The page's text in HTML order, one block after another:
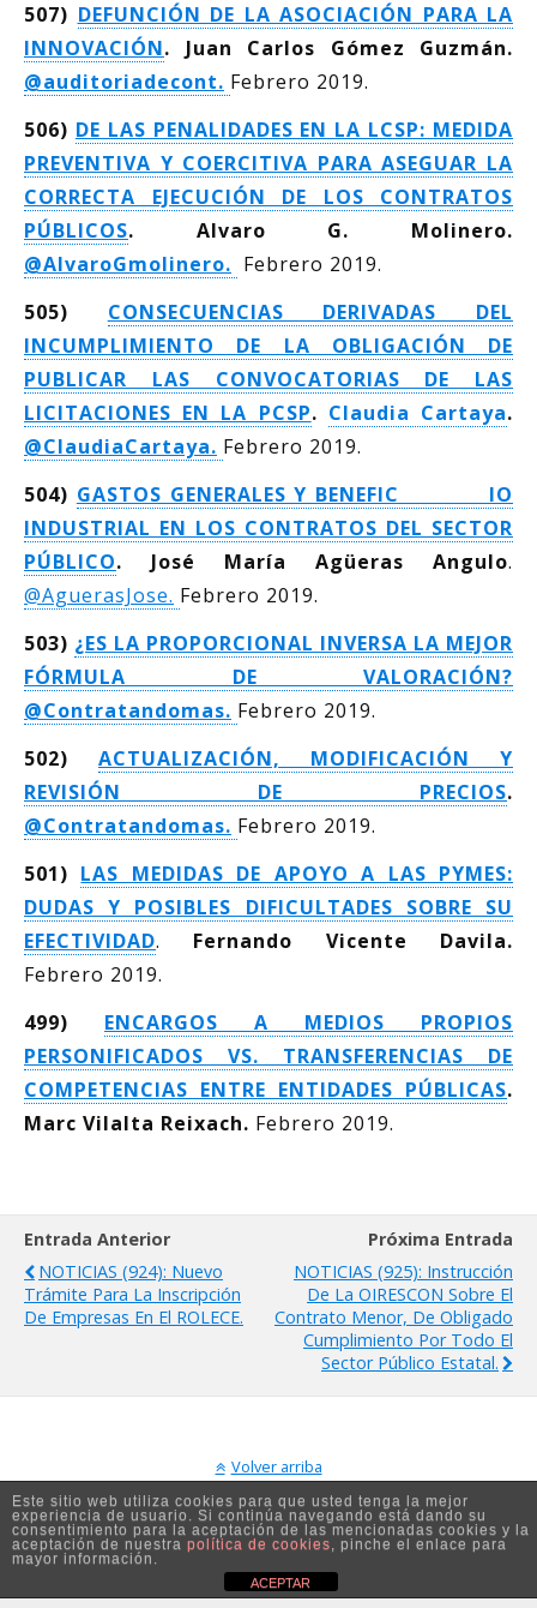
507) DEFUNCIÓN DE LA ASOCIACIÓN PARA LA
INNOVACIÓN. Juan Carlos Gómez Guzmán.
@auditoriadecont. Febrero 2019.
506) DE LAS PENALIDADES EN LA LCSP: MEDIDA
PREVENTIVA Y COERCITIVA PARA ASEGUAR LA
CORRECTA EJECUCIÓN DE LOS CONTRATOS
PÚBLICOS. Alvaro G. Molinero.
@AlvaroGmolinero. Febrero 2019.
505) CONSECUENCIAS DERIVADAS DEL
INCUMPLIMIENTO DE LA OBLIGACIÓN DE
PUBLICAR LAS CONVOCATORIAS DE LAS
LICITACIONES EN LA PCSP. Claudia Cartaya.
@ClaudiaCartaya. Febrero 2019.
504) GASTOS GENERALES Y BENEFIC IO
INDUSTRIAL EN LOS CONTRATOS DEL SECTOR
PÚBLICO. José María Agüeras Angulo.
@AguerasJose. Febrero 2019.
503) ¿ES LA PROPORCIONAL INVERSA LA MEJOR
FÓRMULA DE VALORACIÓN?
@Contratandomas. Febrero 2019.
502) ACTUALIZACIÓN, MODIFICACIÓN Y
REVISIÓN DE PRECIOS.
@Contratandomas. Febrero 2019.
501) LAS MEDIDAS DE APOYO A LAS PYMES:
DUDAS Y POSIBLES DIFICULTADES SOBRE SU
EFECTIVIDAD. Fernando Vicente Davila.
Febrero 2019.
499) ENCARGOS A MEDIOS PROPIOS
PERSONIFICADOS VS. TRANSFERENCIAS DE
COMPETENCIAS ENTRE ENTIDADES PÚBLICAS.
Marc Vilalta Reixach. Febrero 2019.
Entrada Anterior
NOTICIAS (924): Nuevo
Trámite Para La Inscripción
De Empresas En El ROLECE.
Próxima Entrada
NOTICIAS (925): Instrucción
De La OIRESCON Sobre El
Contrato Menor, De Obligado
Cumplimiento Por Todo El
Sector Público Estatal.
Volver arriba
Móvil Escritorio
Este sitio web utiliza cookies para que usted tenga la mejor
experiencia de usuario. Si continúa navegando está dando su
consentimiento para la aceptación de las mencionadas cookies y la
aceptación de nuestra política de cookies, pinche el enlace para
mayor información.
ACEPTAR